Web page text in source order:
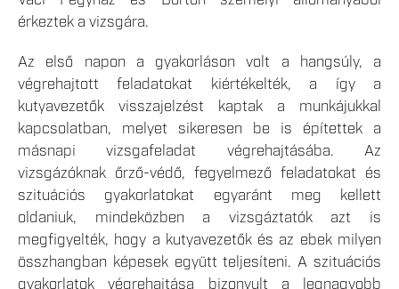
érkeztek a vizsgára.
Az első napon a gyakorláson volt a hangsúly, a
végrehajtott feladatokat kiértékelték, a így a
kutyavezetők visszajelzést kaptak a munkájukkal
kapcsolatban, melyet sikeresen be is építettek a
másnapi vizsgafeladat végrehajtásába. Az
vizsgázóknak őrző-védő, fegyelmező feladatokat és
szituációs gyakorlatokat egyaránt meg kellett
oldaniuk, mindeközben a vizsgáztatók azt is
megfigyelték, hogy a kutyavezetők és az ebek milyen
összhangban képesek együtt teljesíteni. A szituációs
gyakorlatok végrehajtása bizonyult a legnagyobb